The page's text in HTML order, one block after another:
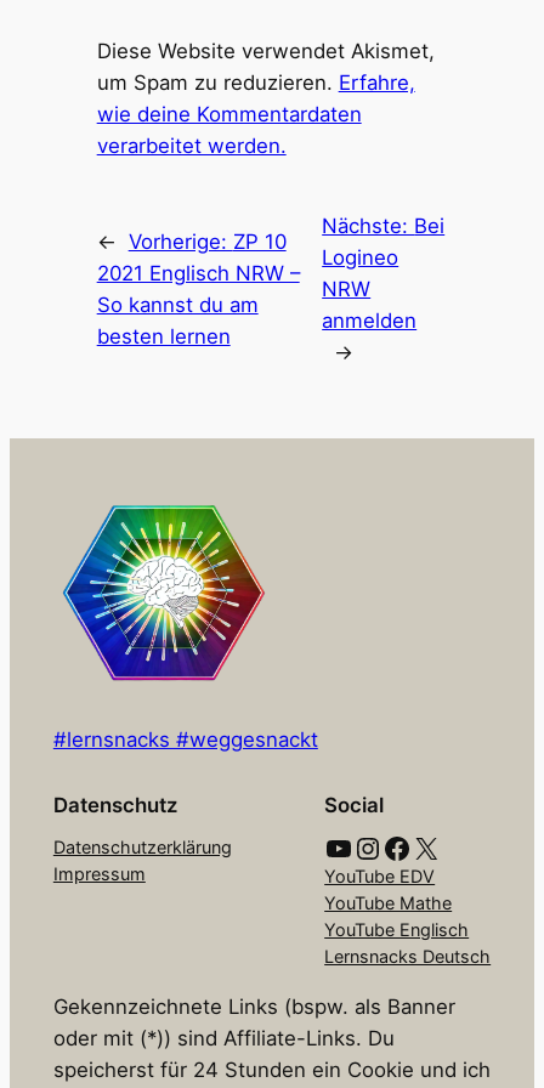
Diese Website verwendet Akismet,
um Spam zu reduzieren. Erfahre,
wie deine Kommentardaten
verarbeitet werden.
← Vorherige: ZP 10
2021 Englisch NRW –
So kannst du am
besten lernen
Nächste: Bei
Logineo
NRW
anmelden
→
#lernsnacks #weggesnackt
Datenschutz
Datenschutzerklärung
Impressum
Social
YouTube Instagram Facebook X
YouTube EDV
YouTube Mathe
YouTube Englisch
Lernsnacks Deutsch
Gekennzeichnete Links (bspw. als Banner
oder mit (*)) sind Affiliate-Links. Du
speicherst für 24 Stunden ein Cookie und ich